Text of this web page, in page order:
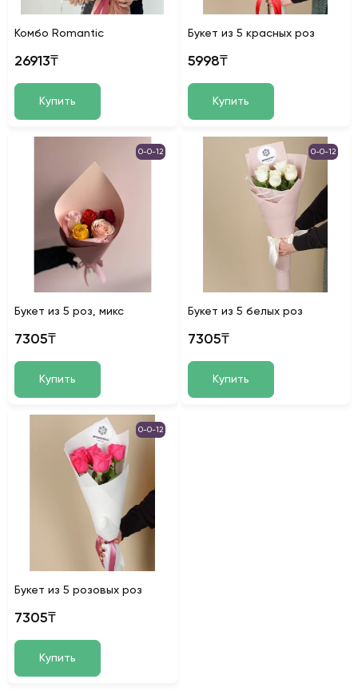
Комбо Romantic
26913₸
Купить
Букет из 5 красных роз
5998₸
Купить
0-0-12
Букет из 5 роз, микс
7305₸
Купить
0-0-12
Букет из 5 белых роз
7305₸
Купить
0-0-12
Букет из 5 розовых роз
7305₸
Купить